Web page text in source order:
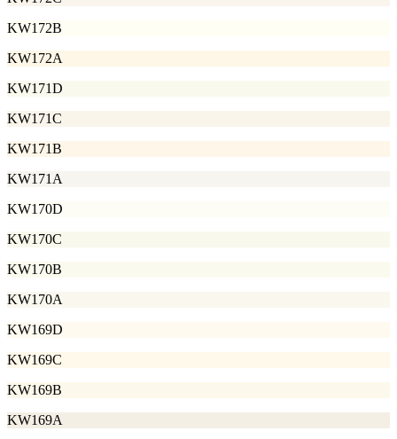
KW172B
KW172A
KW171D
KW171C
KW171B
KW171A
KW170D
KW170C
KW170B
KW170A
KW169D
KW169C
KW169B
KW169A